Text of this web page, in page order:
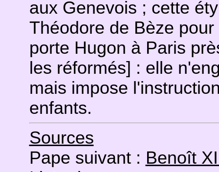
aux Genevois ; cette
Théodore de Bèze
porte Hugon à Paris
les réformés] : elle
mais impose
enfants.
Sources
Pape suivant : Benoît